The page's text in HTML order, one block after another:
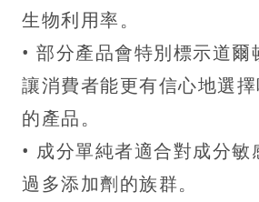
生物利用率。
• 部分產品會特別標示道爾
讓消費者能更有信心地選
的產品。
• 成分單純者適合對成分敏
過多添加劑的族群。